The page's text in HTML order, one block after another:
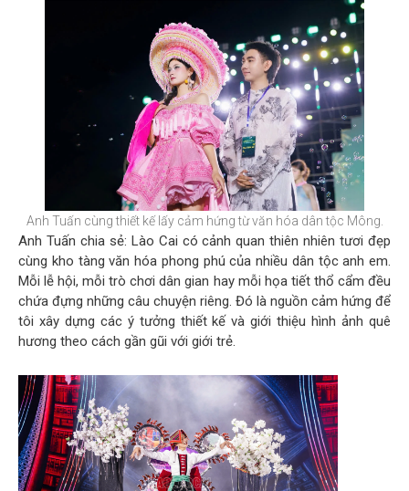
Anh Tuấn cùng thiết kế lấy cảm hứng từ văn hóa dân tộc Mông.
Anh Tuấn chia sẻ: Lào Cai có cảnh quan thiên nhiên tươi đẹp
cùng kho tàng văn hóa phong phú của nhiều dân tộc anh em.
Mỗi lễ hội, mỗi trò chơi dân gian hay mỗi họa tiết thổ cẩm đều
chứa đựng những câu chuyện riêng. Đó là nguồn cảm hứng để
tôi xây dựng các ý tưởng thiết kế và giới thiệu hình ảnh quê
hương theo cách gần gũi với giới trẻ.